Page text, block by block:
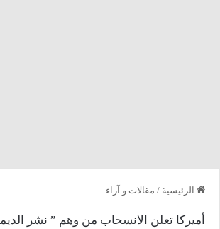
الرئيسية / مقالات و آراء
أميركا تعلن الانسحاب من وهم ” نشر